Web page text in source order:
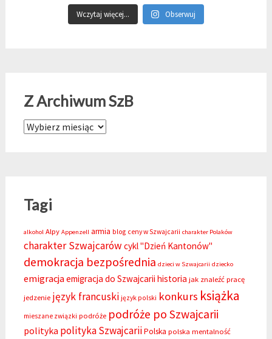
Wczytaj więcej... Obserwuj
Z Archiwum SzB
Z Archiwum SzB
Tagi
alkohol Alpy Appenzell armia blog ceny w Szwajcarii charakter Polaków
charakter Szwajcarów cykl "Dzień Kantonów"
demokracja bezpośrednia dzieci w Szwajcarii dziecko
emigracjaemigracja do Szwajcarii historia jak znaleźć pracę
jedzenie język francuski język polski konkurs książka
mieszane związki podróże podróże po Szwajcarii
polityka polityka SzwajcariiPolska polska mentalność